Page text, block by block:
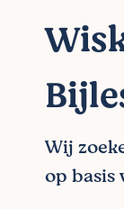
Wij
op basis